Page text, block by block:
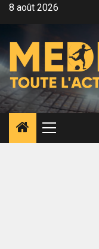
Aller8 août 2026
Menu
principal